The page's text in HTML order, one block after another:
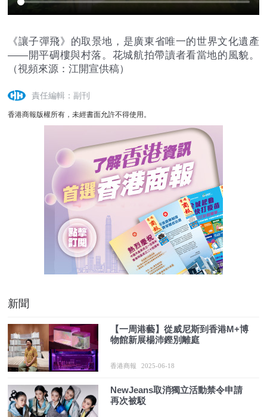
《讓子彈飛》的取景地，是廣東省唯一的世界文化遺產
——開平碉樓與村落。花城航拍帶讀者看當地的風貌。
（視頻來源：江開宣供稿）
責任編輯：副刊
香港商報版權所有，未經書面允許不得使用。
新聞
【一周港藝】從威尼斯到香港M+博
物館新展楊沛鏗別離庭
香港商報 2025-06-18
NewJeans取消獨立活動禁令申請
再次被駁